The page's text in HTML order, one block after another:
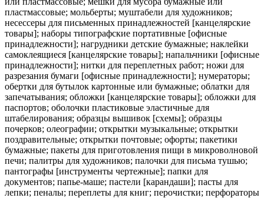
пластмассовые; мольберты; муштабели для художников;
несессеры для письменных принадлежностей [канцелярские
товары]; наборы типографские портативные [офисные
принадлежности]; нагрудники детские бумажные; наклейки
самоклеящиеся [канцелярские товары]; напальчники [офисные
принадлежности]; нитки для переплетных работ; ножи для
разрезания бумаги [офисные принадлежности]; нумераторы;
обертки для бутылок картонные или бумажные; облатки для
запечатывания; обложки [канцелярские товары]; обложки для
паспортов; оболочки пластиковые эластичные для
штабелирования; образцы вышивок [схемы]; образцы
почерков; олеографии; открытки музыкальные; открытки
поздравительные; открытки почтовые; офорты; пакетики
бумажные; пакеты для приготовления пищи в микроволновой
печи; палитры для художников; палочки для письма тушью;
пантографы [инструменты чертежные]; папки для
документов; папье-маше; пастели [карандаши]; пасты для
лепки; пеналы; переплеты для книг; перочистки; перфораторы